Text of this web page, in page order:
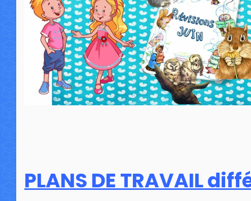
PLANS DE TRAVAIL